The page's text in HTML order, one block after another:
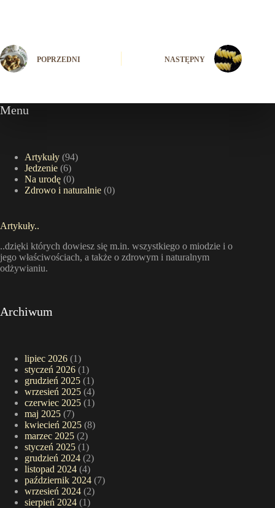
POPRZEDNI NASTĘPNY
Menu
Artykuły (94)
Jedzenie (6)
Na urodę (0)
Zdrowo i naturalnie (0)
Artykuły..
..dzięki których dowiesz się m.in. wszystkiego o miodzie i o
jego właściwościach, a także o zdrowym i naturalnym
odżywianiu.
Archiwum
lipiec 2026 (1)
styczeń 2026 (1)
grudzień 2025 (1)
wrzesień 2025 (4)
czerwiec 2025 (1)
maj 2025 (7)
kwiecień 2025 (8)
marzec 2025 (2)
styczeń 2025 (1)
grudzień 2024 (2)
listopad 2024 (4)
październik 2024 (7)
wrzesień 2024 (2)
sierpień 2024 (1)